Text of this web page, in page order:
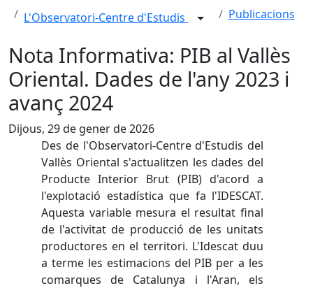
L'Observatori-Centre d'Estudis
Publicacions
Nota Informativa: PIB al Vallès
Oriental. Dades de l'any 2023 i
avanç 2024
Dijous, 29 de gener de 2026
Des de l'Observatori-Centre d'Estudis del
Vallès Oriental s'actualitzen les dades del
Producte Interior Brut (PIB) d'acord a
l'explotació estadística que fa l'IDESCAT.
Aquesta variable mesura el resultat final
de l'activitat de producció de les unitats
productores en el territori. L'Idescat duu
a terme les estimacions del PIB per a les
comarques de Catalunya i l'Aran, els